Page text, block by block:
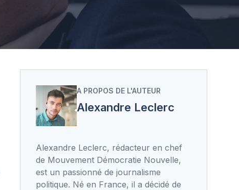
A PROPOS DE L'AUTEUR
Alexandre Leclerc
Alexandre Leclerc, rédacteur en chef
de Mouvement Démocratie Nouvelle,
est un passionné de journalisme
politique. Né en France, il a décidé de